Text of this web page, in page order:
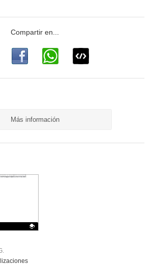
Más información